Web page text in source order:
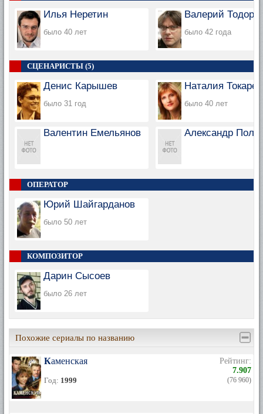
Илья Неретин
было 40 лет
Валерий
было 42 года
СЦЕНАРИСТЫ (5)
Денис Карышев
было 31 год
Наталия
было 40 лет
Валентин Емельянов Александр
ОПЕРАТОР
Юрий Шайгарданов
было 50 лет
КОМПОЗИТОР
Дарин Сысоев
было 26 лет
Похожие сериалы по названию
Каменская
Год: 1999
Рейтинг:
7.907
(76 960)